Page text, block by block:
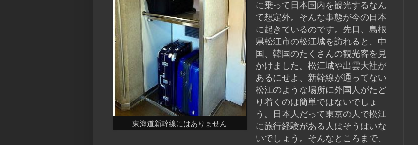
東海道新幹線にはありません
に乗って日本国内を観光するなん
て想定外。そんな事態が今の日本
に起きているのです。先日、島根
県松江市の松江城を訪れると、中
国、韓国のたくさんの観光客を見
かけました。松江城や出雲大社が
あるにせよ、新幹線が通ってない
松江のような場所に外国人がたど
り着くのは簡単ではないでしょ
う。日本人だって東京の人で松江
に旅行経験がある人はそうはいな
いでしょう。そんなところまで、